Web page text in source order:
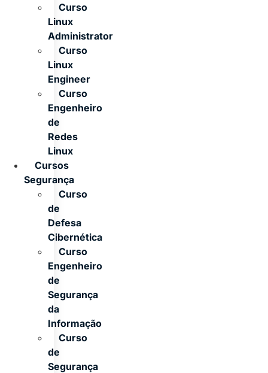
Curso
Linux
Administrator
Curso
Linux
Engineer
Curso
Engenheiro
de
Redes
Linux
Cursos
Segurança
Curso
de
Defesa
Cibernética
Curso
Engenheiro
de
Segurança
da
Informação
Curso
de
Segurança